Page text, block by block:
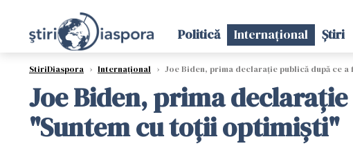
Politică Internațional Știri
StiriDiaspora › Internațional › Joe Biden, prima declaraţie publică după ce
Joe Biden, prima
"Suntem cu toţii optimişti"